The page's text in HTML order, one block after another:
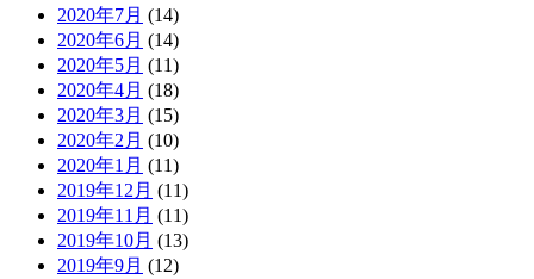
2020年7月 (14)
2020年6月 (14)
2020年5月 (11)
2020年4月 (18)
2020年3月 (15)
2020年2月 (10)
2020年1月 (11)
2019年12月 (11)
2019年11月 (11)
2019年10月 (13)
2019年9月 (12)